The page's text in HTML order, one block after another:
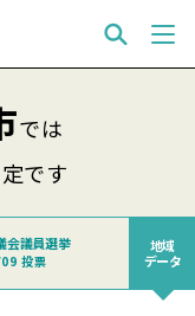
では
です
会議員選挙
投票
地域
データ